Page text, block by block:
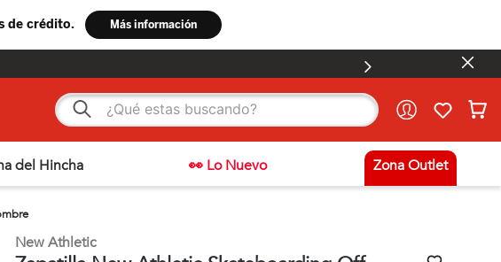
¿Qué estas buscando?
del Hincha 👀 Lo Nuevo Zona Outlet
New Athletic